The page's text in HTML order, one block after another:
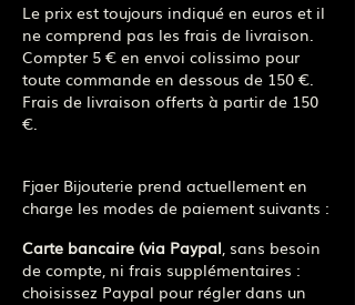
Le prix est toujours indiqué en euros et il
ne comprend pas les frais de livraison.
Compter 5 € en envoi colissimo pour
toute commande en dessous de 150 €.
Frais de livraison offerts à partir de 150
€.
Fjaer Bijouterie prend actuellement en
charge les modes de paiement suivants :
Carte bancaire (via Paypal, sans besoin
de compte, ni frais supplémentaires :
choisissez Paypal pour régler dans un